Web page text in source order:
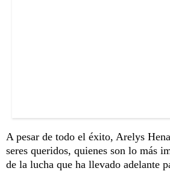
A pesar de todo el éxito, Arelys
seres queridos, quienes son lo más
de la lucha que ha llevado adelante